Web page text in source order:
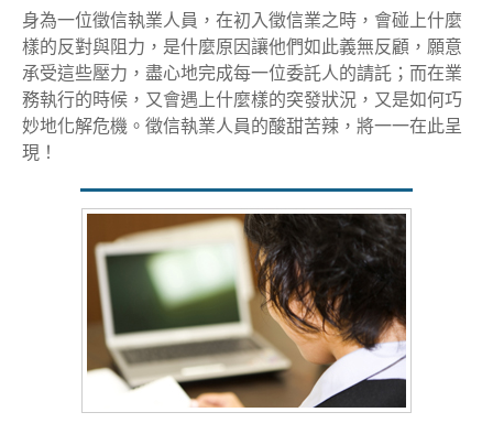
身為一位徵信執業人員，在初入徵信業之時，會碰上什麼
樣的反對與阻力，是什麼原因讓他們如此義無反顧，願意
承受這些壓力，盡心地完成每一位委託人的請託；而在業
務執行的時候，又會遇上什麼樣的突發狀況，又是如何巧
妙地化解危機。徵信執業人員的酸甜苦辣，將一一在此呈
現！